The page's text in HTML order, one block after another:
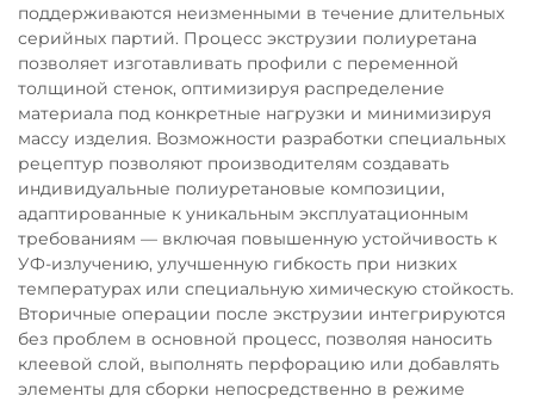
поддерживаются неизменными в течение длительных
серийных партий. Процесс экструзии полиуретана
позволяет изготавливать профили с переменной
толщиной стенок, оптимизируя распределение
материала под конкретные нагрузки и минимизируя
массу изделия. Возможности разработки специальных
рецептур позволяют производителям создавать
индивидуальные полиуретановые композиции,
адаптированные к уникальным эксплуатационным
требованиям — включая повышенную устойчивость к
УФ-излучению, улучшенную гибкость при низких
температурах или специальную химическую стойкость.
Вторичные операции после экструзии интегрируются
без проблем в основной процесс, позволяя наносить
клеевой слой, выполнять перфорацию или добавлять
элементы для сборки непосредственно в режиме